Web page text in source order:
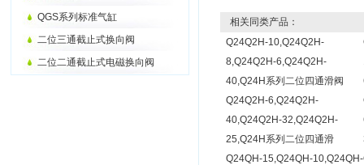
QGS系列标准气缸
二位三通截止式换向阀
二位二通截止式电磁换向阀
相关同类产品：
Q24Q2H-10,Q24Q2H-
8,Q24Q2H-6,Q24Q2H-
40,Q24H系列二位四通滑阀
Q24Q2H-6,Q24Q2H-
40,Q24Q2H-32,Q24Q2H-
25,Q24H系列二位四通滑
Q24QH-15,Q24QH-10,Q24QH-